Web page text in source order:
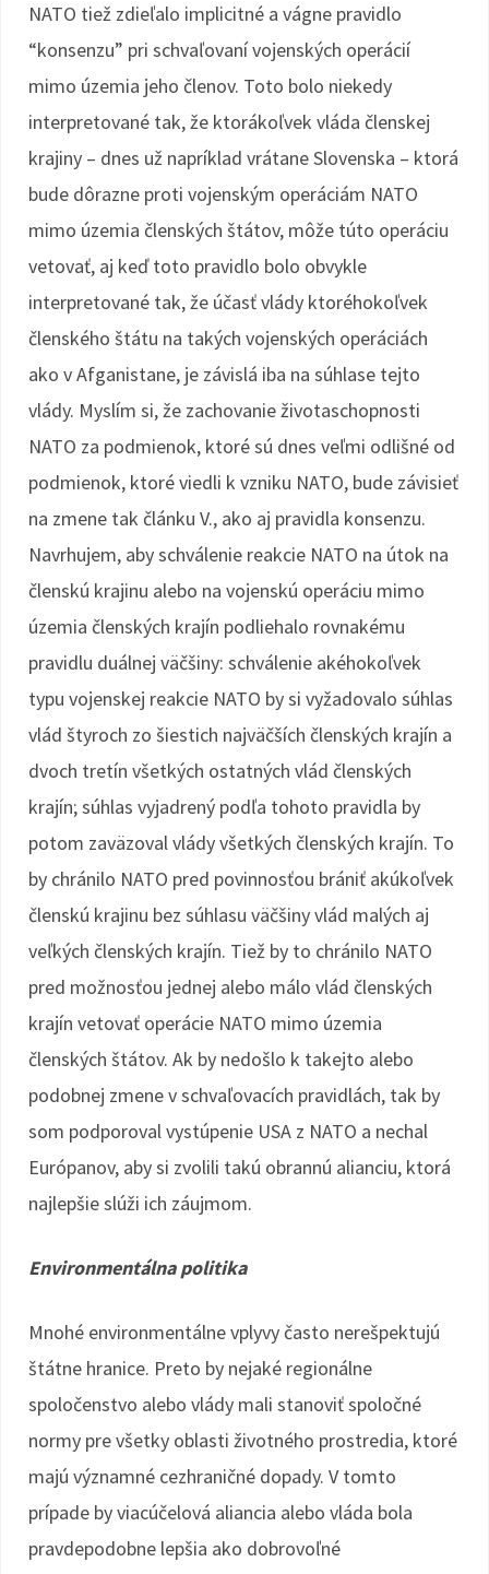
NATO tiež zdieľalo implicitné a vágne pravidlo
“konsenzu” pri schvaľovaní vojenských operácií
mimo územia jeho členov. Toto bolo niekedy
interpretované tak, že ktorákoľvek vláda členskej
krajiny – dnes už napríklad vrátane Slovenska – ktorá
bude dôrazne proti vojenským operáciám NATO
mimo územia členských štátov, môže túto operáciu
vetovať, aj keď toto pravidlo bolo obvykle
interpretované tak, že účasť vlády ktoréhokoľvek
členského štátu na takých vojenských operáciách
ako v Afganistane, je závislá iba na súhlase tejto
vlády. Myslím si, že zachovanie životaschopnosti
NATO za podmienok, ktoré sú dnes veľmi odlišné od
podmienok, ktoré viedli k vzniku NATO, bude závisieť
na zmene tak článku V., ako aj pravidla konsenzu.
Navrhujem, aby schválenie reakcie NATO na útok na
členskú krajinu alebo na vojenskú operáciu mimo
územia členských krajín podliehalo rovnakému
pravidlu duálnej väčšiny: schválenie akéhokoľvek
typu vojenskej reakcie NATO by si vyžadovalo súhlas
vlád štyroch zo šiestich najväčších členských krajín a
dvoch tretín všetkých ostatných vlád členských
krajín; súhlas vyjadrený podľa tohoto pravidla by
potom zaväzoval vlády všetkých členských krajín. To
by chránilo NATO pred povinnosťou brániť akúkoľvek
členskú krajinu bez súhlasu väčšiny vlád malých aj
veľkých členských krajín. Tiež by to chránilo NATO
pred možnosťou jednej alebo málo vlád členských
krajín vetovať operácie NATO mimo územia
členských štátov. Ak by nedošlo k takejto alebo
podobnej zmene v schvaľovacích pravidlách, tak by
som podporoval vystúpenie USA z NATO a nechal
Európanov, aby si zvolili takú obrannú alianciu, ktorá
najlepšie slúži ich záujmom.
Environmentálna politika
Mnohé environmentálne vplyvy často nerešpektujú
štátne hranice. Preto by nejaké regionálne
spoločenstvo alebo vlády mali stanoviť spoločné
normy pre všetky oblasti životného prostredia, ktoré
majú významné cezhraničné dopady. V tomto
prípade by viacúčelová aliancia alebo vláda bola
pravdepodobne lepšia ako dobrovoľné